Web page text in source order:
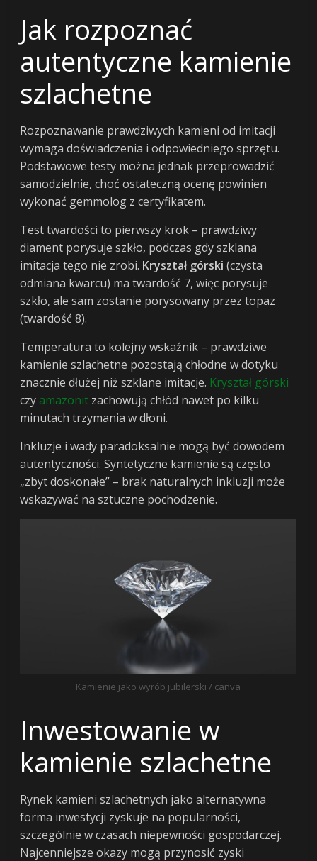
Jak rozpoznać
autentyczne kamienie
szlachetne
Rozpoznawanie prawdziwych kamieni od imitacji
wymaga doświadczenia i odpowiedniego sprzętu.
Podstawowe testy można jednak przeprowadzić
samodzielnie, choć ostateczną ocenę powinien
wykonać gemmolog z certyfikatem.
Test twardości to pierwszy krok – prawdziwy
diament porysuje szkło, podczas gdy szklana
imitacja tego nie zrobi. Kryształ górski (czysta
odmiana kwarcu) ma twardość 7, więc porysuje
szkło, ale sam zostanie porysowany przez topaz
(twardość 8).
Temperatura to kolejny wskaźnik – prawdziwe
kamienie szlachetne pozostają chłodne w dotyku
znacznie dłużej niż szklane imitacje. Kryształ górski
czy amazonit zachowują chłód nawet po kilku
minutach trzymania w dłoni.
Inkluzje i wady paradoksalnie mogą być dowodem
autentyczności. Syntetyczne kamienie są często
„zbyt doskonałe” – brak naturalnych inkluzji może
wskazywać na sztuczne pochodzenie.
Kamienie jako wyrób jubilerski / canva
Inwestowanie w
kamienie szlachetne
Rynek kamieni szlachetnych jako alternatywna
forma inwestycji zyskuje na popularności,
szczególnie w czasach niepewności gospodarczej.
Najcenniejsze okazy mogą przynosić zyski